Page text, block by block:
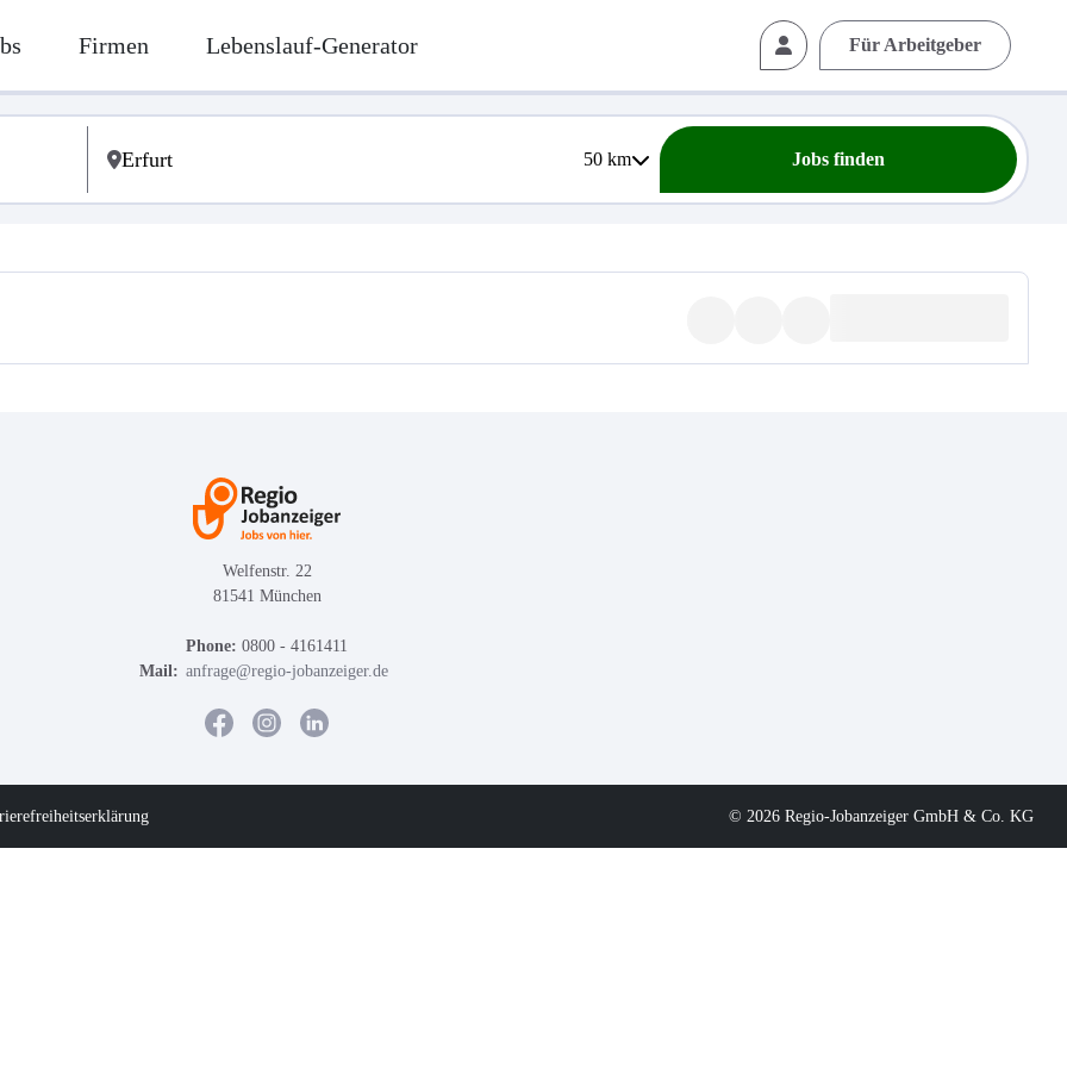
Firmen Lebenslauf-Generator Für Arbeitgeber
50km Jobs finden
Welfenstr. 22
81541 München
Phone: 0800 - 4161411
Mail: anfrage@regio-jobanzeiger.de
© 2026 Regio-Jobanzeiger GmbH & Co. KG